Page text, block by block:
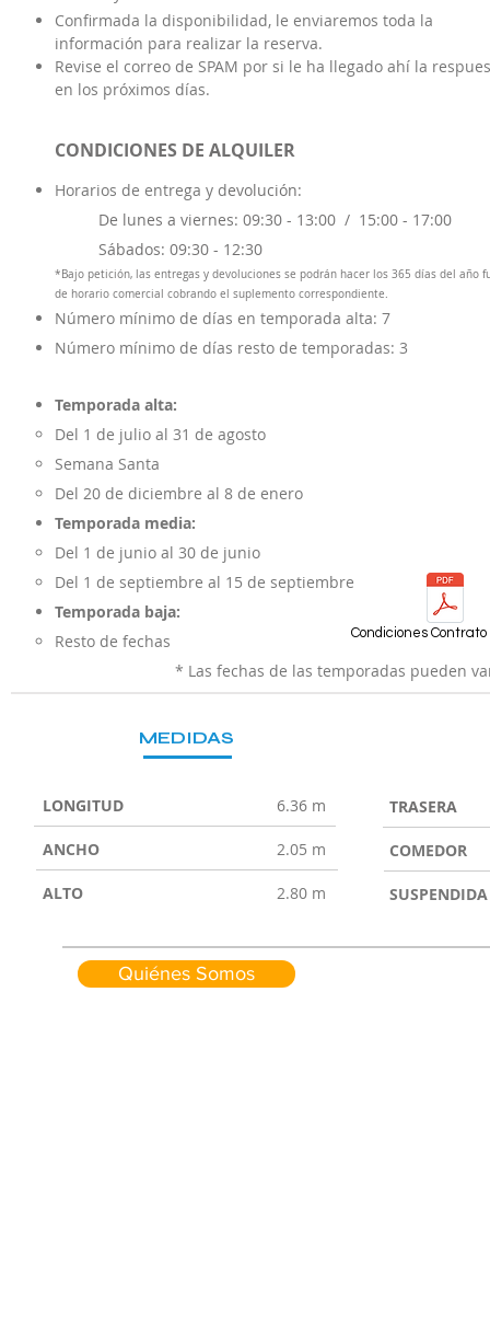
Confirmada la disponibilidad, le enviaremos toda la
información para realizar la reserva.
Revise el correo de SPAM por si le ha llegado ahí la
en los próximos días.
CONDICIONES DE ALQUILER
Horarios de entrega y devolución:
De lunes a viernes: 09:30 - 13:00 / 15:00 - 17:00
Sábados: 09:30 - 12:30
*Bajo petición, las entregas y devoluciones se podrán hacer los 365 días del año
de horario comercial cobrando el suplemento correspondiente.
Número mínimo de días en temporada alta: 7
Número mínimo de días resto de temporadas: 3
Temporada alta:
Del 1 de julio al 31 de agosto
Semana Santa
Del 20 de diciembre al 8 de enero
Temporada media:
Del 1 de junio al 30 de junio
Del 1 de septiembre al 15 de septiembre
Temporada baja:
Resto de fechas
* Las fechas de las temporadas pueden
Condiciones
MEDIDAS
LONGITUD 6.36 m
ANCHO 2.05 m
ALTO 2.80 m
TRASERA
COMEDOR
SUSPENDIDA
Quiénes Somos